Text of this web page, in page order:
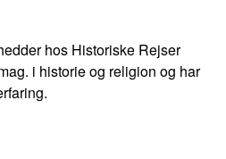
hos Historiske Rejser
i historie og religion og har